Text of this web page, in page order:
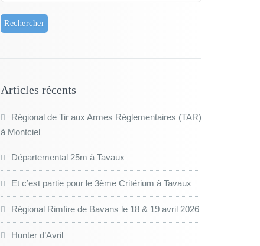
Articles récents
Régional de Tir aux Armes Réglementaires (TAR)
à Montciel
Départemental 25m à Tavaux
Et c’est partie pour le 3ème Critérium à Tavaux
Régional Rimfire de Bavans le 18 & 19 avril 2026
Hunter d’Avril